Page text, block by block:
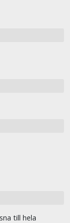
till hela